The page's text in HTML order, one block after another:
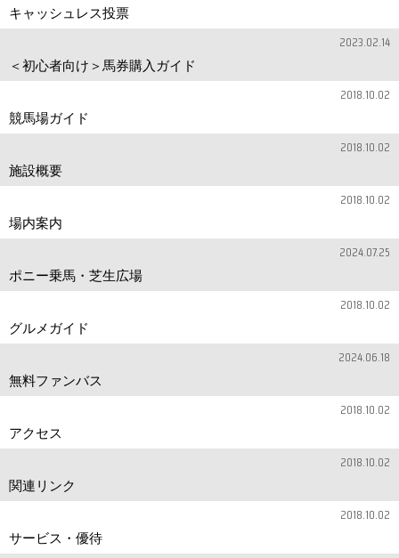
キャッシュレス投票
＜初心者向け＞馬券購入ガイド
2023.02.14
競馬場ガイド
2018.10.02
施設概要
2018.10.02
場内案内
2018.10.02
ポニー乗馬・芝生広場
2024.07.25
グルメガイド
2018.10.02
無料ファンバス
2024.06.18
アクセス
2018.10.02
関連リンク
2018.10.02
サービス・優待
2018.10.02